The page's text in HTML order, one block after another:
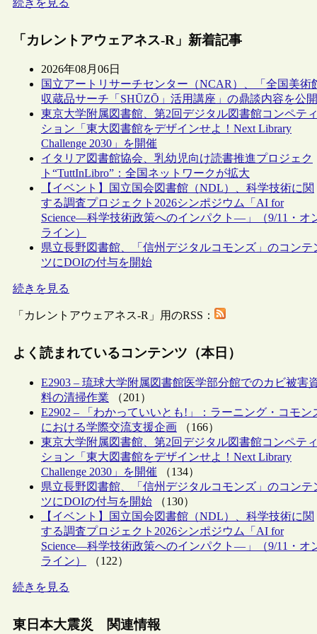
「カレントアウェアネス-R」新着記事
2026年08月06日
国立アートリサーチセンター（NCAR）、「全国美術
収蔵品サーチ「SHŪZŌ」活用講座」の鼎談内容を公開
東京大学附属図書館、第2回デジタル図書館コンペティ
ション「東大図書館をデザインせよ！Next Library
Challenge 2030」を開催
イタリア図書館協会、乳幼児向け読書推進プロジェク
ト“TuttInLibro”：全国ネットワークが拡大
【イベント】国立国会図書館（NDL）、科学技術に関
する調査プロジェクト2026シンポジウム「AI for
Science―科学技術政策へのインパクト―」（9/11・オ
ライン）
県立長野図書館、「信州デジタルコモンズ」のコンテ
ツにDOIの付与を開始
続きを見る
「カレントアウェアネス-R」用のRSS：
よく読まれているコンテンツ（本日）
E2903 – 琉球大学附属図書館医学部分館でのカビ被害
料の清掃作業 （201）
E2902 – 「わかっていいとも!」：ラーニング・コモン
における学際交流支援企画 （166）
東京大学附属図書館、第2回デジタル図書館コンペティ
ション「東大図書館をデザインせよ！Next Library
Challenge 2030」を開催 （134）
県立長野図書館、「信州デジタルコモンズ」のコンテ
ツにDOIの付与を開始 （130）
【イベント】国立国会図書館（NDL）、科学技術に関
する調査プロジェクト2026シンポジウム「AI for
Science―科学技術政策へのインパクト―」（9/11・オ
ライン）
（122）
続きを見る
東日本大震災 関連情報